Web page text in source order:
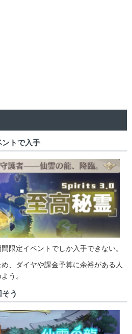
トで入手
限定イベントでしか入手できない。
、ダイヤや課金予算に余裕がある人
う。
う